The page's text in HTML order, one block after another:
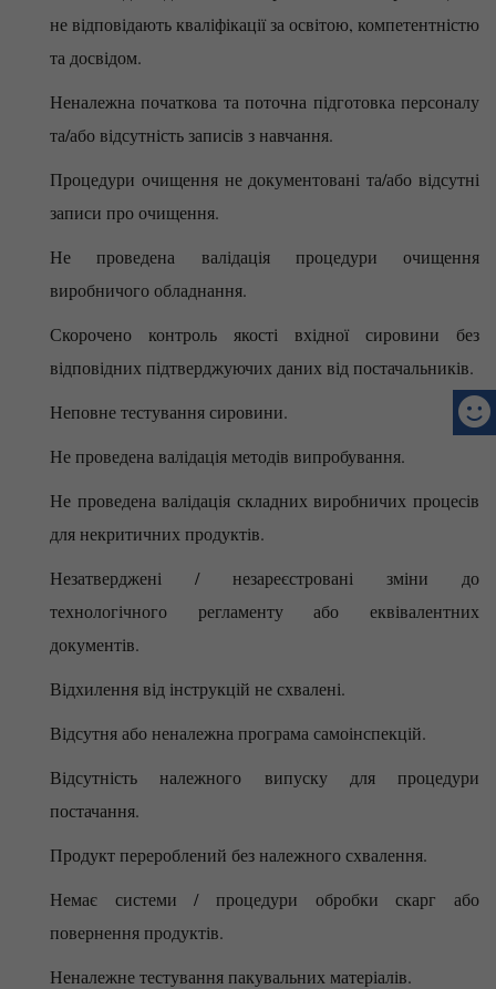
не відповідають кваліфікації за освітою, компетентністю
та досвідом.
Неналежна початкова та поточна підготовка персоналу
та/або відсутність записів з навчання.
Процедури очищення не документовані та/або відсутні
записи про очищення.
Не проведена валідація процедури очищення
виробничого обладнання.
Скорочено контроль якості вхідної сировини без
відповідних підтверджуючих даних від постачальників.
Неповне тестування сировини.
Не проведена валідація методів випробування.
Не проведена валідація складних виробничих процесів
для некритичних продуктів.
Незатверджені / незареєстровані зміни до
технологічного регламенту або еквівалентних
документів.
Відхилення від інструкцій не схвалені.
Відсутня або неналежна програма самоінспекцій.
Відсутність належного випуску для процедури
постачання.
Продукт перероблений без належного схвалення.
Немає системи / процедури обробки скарг або
повернення продуктів.
Неналежне тестування пакувальних матеріалів.